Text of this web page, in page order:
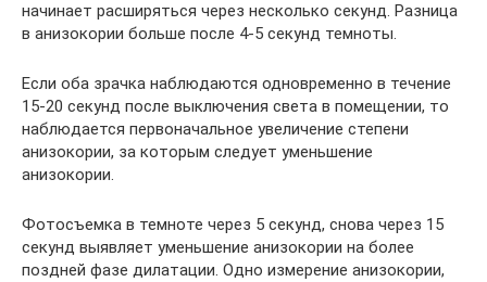
начинает расширяться через несколько секунд. Разница
в анизокории больше после 4-5 секунд темноты.
Если оба зрачка наблюдаются одновременно в течение
15-20 секунд после выключения света в помещении, то
наблюдается первоначальное увеличение степени
анизокории, за которым следует уменьшение
анизокории.
Фотосъемка в темноте через 5 секунд, снова через 15
секунд выявляет уменьшение анизокории на более
поздней фазе дилатации. Одно измерение анизокории,